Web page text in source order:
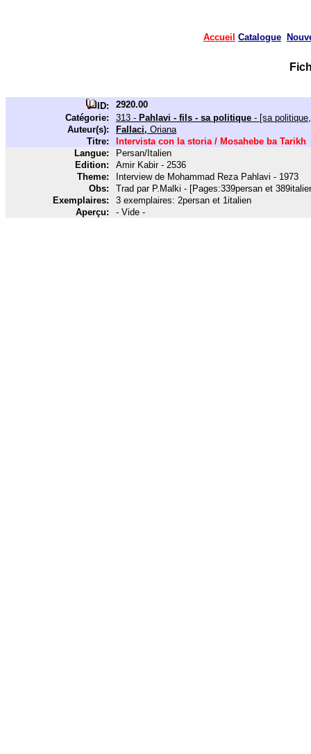
Accueil Catalogue
ID:
2920.00
Catégorie:
313 - Pahlavi - fils - sa politique - [sa
Auteur(s):
Fallaci, Oriana
Titre:
Intervista con la storia / Mosahebe ba Tarikh
Langue:
Persan/Italien
Edition:
Amir Kabir - 2536
Theme:
Interview de Mohammad Reza Pahlavi - 1973
Obs:
Trad par P.Malki - [Pages:339persan et
Exemplaires:
3 exemplaires: 2persan et 1italien
Aperçu:
- Vide -